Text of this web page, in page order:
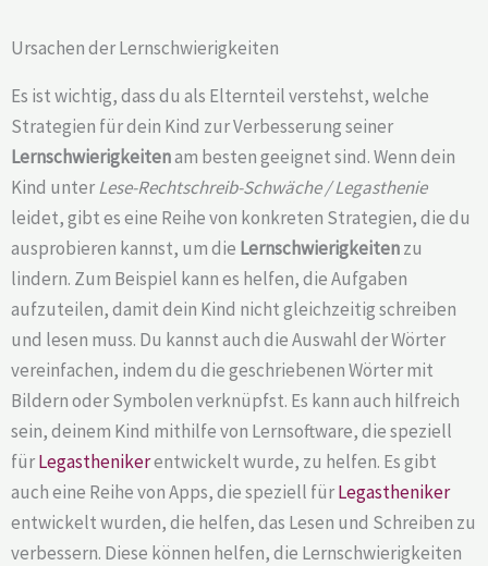
Ursachen der Lernschwierigkeiten
Es ist wichtig, dass du als Elternteil verstehst, welche
Strategien für dein Kind zur Verbesserung seiner
Lernschwierigkeitenam besten geeignet sind. Wenn dein
Kind unterLese-Rechtschreib-Schwäche / Legasthenie
leidet, gibt es eine Reihe von konkreten Strategien, die du
ausprobieren kannst, um die Lernschwierigkeitenzu
lindern. Zum Beispiel kann es helfen, die Aufgaben
aufzuteilen, damit dein Kind nicht gleichzeitig schreiben
und lesen muss. Du kannst auch die Auswahl der Wörter
vereinfachen, indem du die geschriebenen Wörter mit
Bildern oder Symbolen verknüpfst. Es kann auch hilfreich
sein, deinem Kind mithilfe von Lernsoftware, die speziell
fürLegasthenikerentwickelt wurde, zu helfen. Es gibt
auch eine Reihe von Apps, die speziell fürLegastheniker
entwickelt wurden, die helfen, das Lesen und Schreiben zu
verbessern. Diese können helfen, die Lernschwierigkeiten